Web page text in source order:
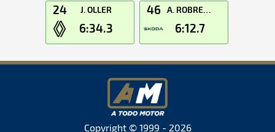
24 J. OLLER
6:34.3
46 A. ROBREDO
6:12.7
Copyright © 1999 - 2026